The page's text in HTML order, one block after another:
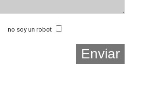
no soy un robot